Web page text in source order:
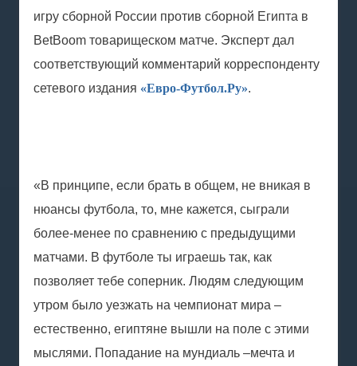
игру сборной России против сборной Египта в
BetBoom товарищеском матче. Эксперт дал
соответствующий комментарий корреспонденту
сетевого издания «Евро-Футбол.Ру».
«В принципе, если брать в общем, не вникая в
нюансы футбола, то, мне кажется, сыграли
более-менее по сравнению с предыдущими
матчами. В футболе ты играешь так, как
позволяет тебе соперник. Людям следующим
утром было уезжать на чемпионат мира –
естественно, египтяне вышли на поле с этими
мыслями. Попадание на мундиаль –мечта и